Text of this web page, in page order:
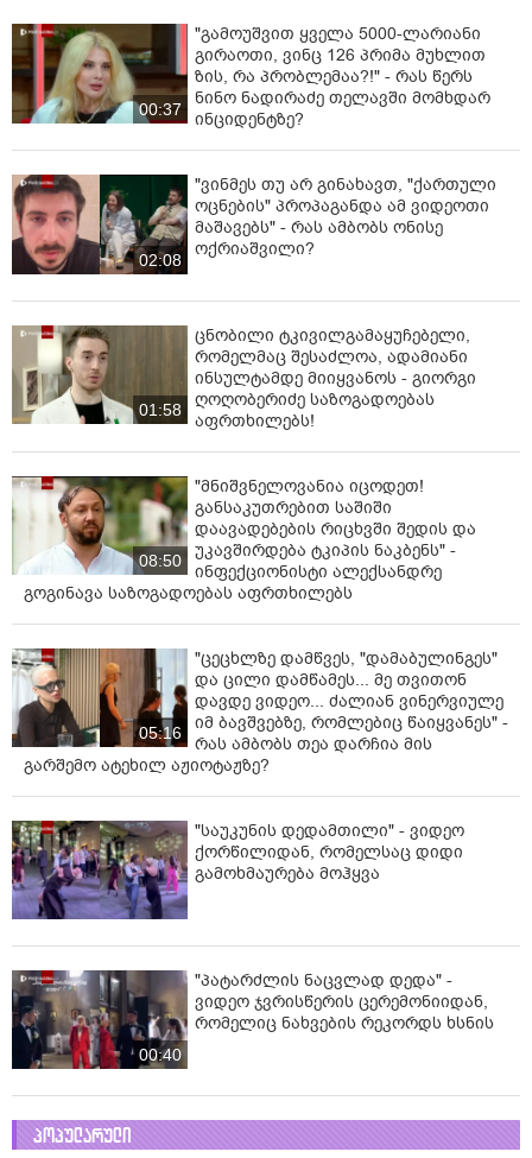
00:37
"გამოუშვით ყველა 5000-ლარიანი
გირაოთი, ვინც 126 პრიმა მუხლით
ზის, რა პრობლემაა?!" - რას წერს
ნინო ნადირაძე თელავში მომხდარ
ინციდენტზე?
02:08
"ვინმეს თუ არ გინახავთ, "ქართული
ოცნების" პროპაგანდა ამ ვიდეოთი
მაშავებს" - რას ამბობს ონისე
ოქრიაშვილი?
01:58
ცნობილი ტკივილგამაყუჩებელი,
რომელმაც შესაძლოა, ადამიანი
ინსულტამდე მიიყვანოს - გიორგი
ღოღობერიძე საზოგადოებას
აფრთხილებს!
08:50
"მნიშვნელოვანია იცოდეთ!
განსაკუთრებით საშიში
დაავადებების რიცხვში შედის და
უკავშირდება ტკიპის ნაკბენს" -
ინფექციონისტი ალექსანდრე
გოგინავა საზოგადოებას აფრთხილებს
05:16
"ცეცხლზე დამწვეს, "დამაბულინგეს"
და ცილი დამწამეს... მე თვითონ
დავდე ვიდეო... ძალიან ვინერვიულე
იმ ბავშვებზე, რომლებიც წაიყვანეს" -
რას ამბობს თეა დარჩია მის
გარშემო ატეხილ აჟიოტაჟზე?
"საუკუნის დედამთილი" - ვიდეო
ქორწილიდან, რომელსაც დიდი
გამოხმაურება მოჰყვა
00:40
"პატარძლის ნაცვლად დედა" -
ვიდეო ჯვრისწერის ცერემონიიდან,
რომელიც ნახვების რეკორდს ხსნის
პოპულარული